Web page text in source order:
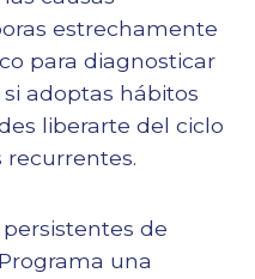
estrechamente
para diagnosticar
adoptas hábitos
liberarte del ciclo
recurrentes.
de
una